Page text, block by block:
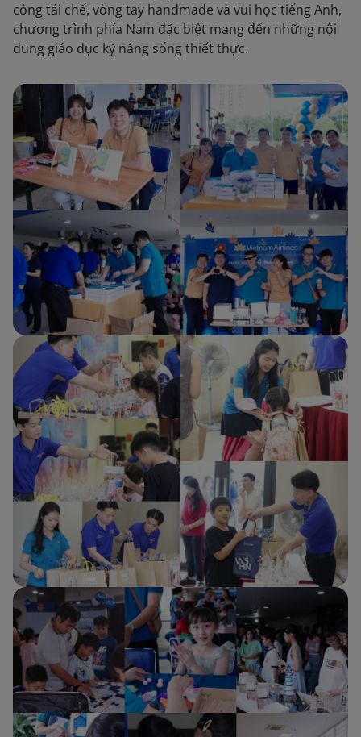
công tái chế, vòng tay handmade và vui học tiếng Anh,
chương trình phía Nam đặc biệt mang đến những nội
dung giáo dục kỹ năng sống thiết thực.